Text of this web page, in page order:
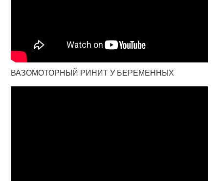
ВАЗОМОТОРНЫЙ РИНИТ У БЕРЕМЕННЫХ